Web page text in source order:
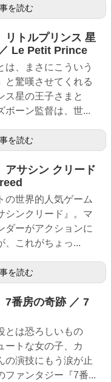
を読む
リトルプリンス 星
Le Petit Prince
は、まさにこういう
驚嘆させてくれる
ス星の王子さまと
ボーン監督は、世...
を読む
アサシン クリード
の世界的人気ゲーム
シンクリード』。マ
ダーがアクションに
、これがちょっ...
を読む
7番房の奇跡 ／ 7
とは恐ろしいもの
トな女の子、カ
の演技にもう涙が止
ファンタジー『7番...